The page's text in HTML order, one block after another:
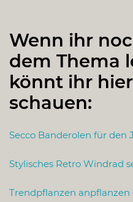
Wenn ihr
dem Thema
könnt ihr
schauen:
Secco Banderolen für den
Stylisches Retro Windrad
Trendpflanzen anpflanzen